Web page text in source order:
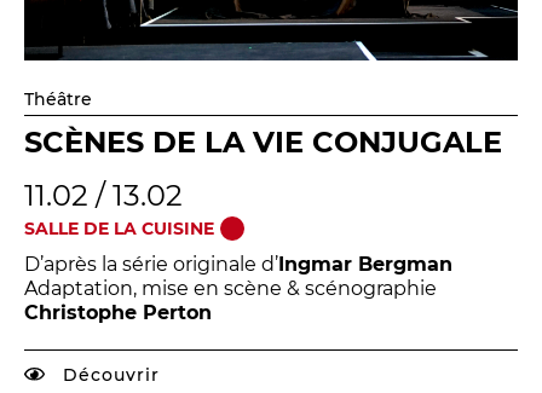
Théâtre
SCÈNES DE LA VIE CONJUGALE
11.02 / 13.02
SALLE DE LA CUISINE
D’après la série originale d’ Ingmar Bergman
Adaptation, mise en scène & scénographie
Christophe Perton
Découvrir